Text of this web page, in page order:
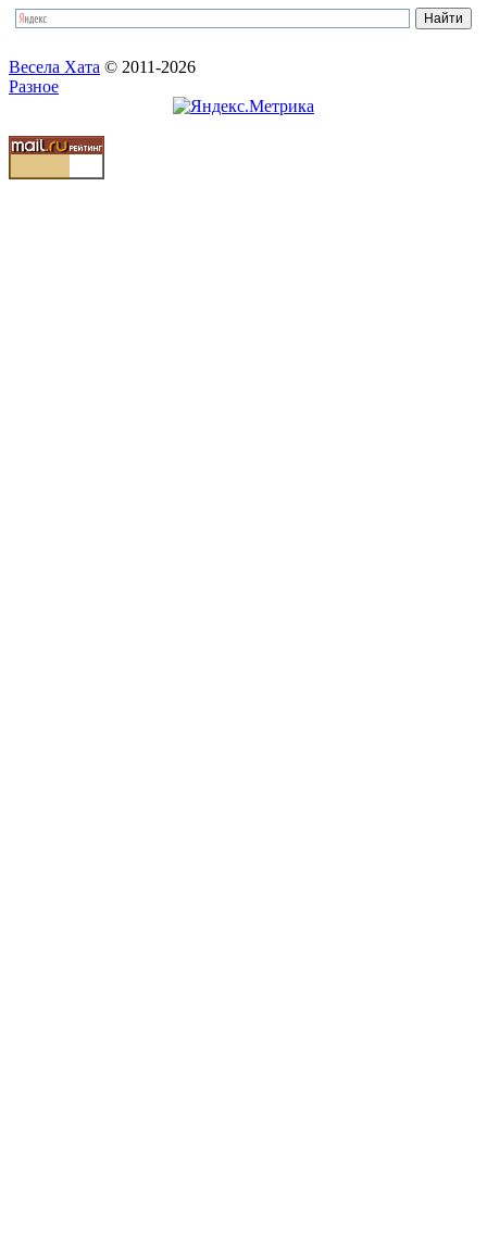
Весела Хата © 2011-2026
Разное